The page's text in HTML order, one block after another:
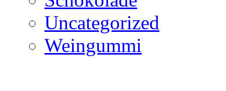
Uncategorized
Weingummi